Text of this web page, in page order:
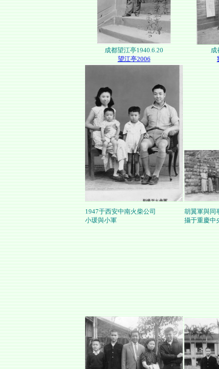
成都望江亭1940.6.20
望江亭2006
成
1947于西安中南火柴公司
小瑗與小軍
胡翼軍與同
攝于重慶中